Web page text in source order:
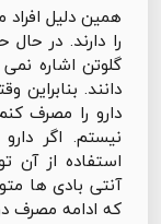
همین دلیل افراد
را دارند. در
گلوتن اشاره
دانند. بنابراین
دارو را مصرف
نیستم. اگر
استفاده از
آنتی بادی ها
که ادامه مصرف